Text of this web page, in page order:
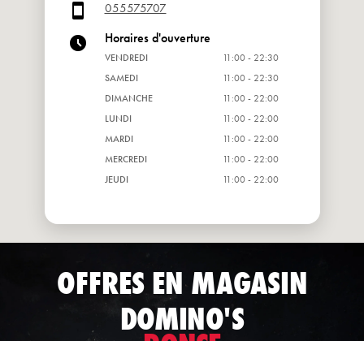
055575707
Horaires d'ouverture
VENDREDI
11:00 - 22:30
SAMEDI
11:00 - 22:30
DIMANCHE
11:00 - 22:00
LUNDI
11:00 - 22:00
MARDI
11:00 - 22:00
MERCREDI
11:00 - 22:00
JEUDI
11:00 - 22:00
OFFRES EN MAGASIN
DOMINO'S